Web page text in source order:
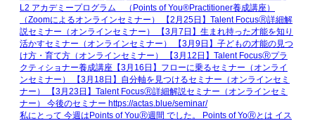
私にとって 今週はPoints of YouⓇ週間 でした。 Points of YoⓇとは イス